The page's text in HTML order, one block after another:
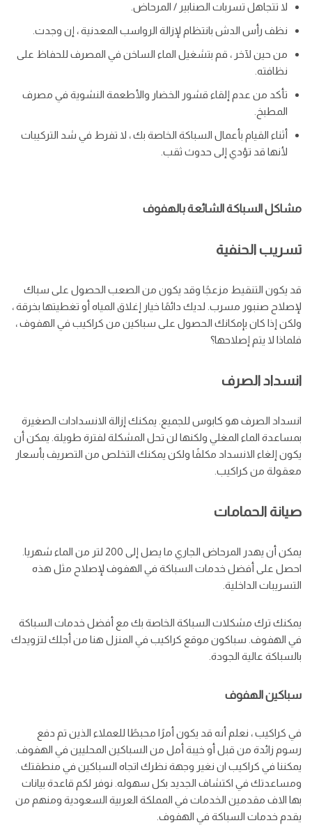
لا تتجاهل تسربات الصنابير / المرحاض.
نظف رأس الدش بانتظام لإزالة الرواسب المعدنية ، إن وجدت.
من حين لآخر ، قم بتشغيل الماء الساخن في المصرف للحفاظ على
نظافته.
تأكد من عدم إلقاء قشور الخضار والأطعمة النشوية في مصرف
المطبخ.
أثناء القيام بأعمال السباكة الخاصة بك ، لا تفرط في شد التركيبات
لأنها قد تؤدي إلى حدوث ثقب.
مشاكل السباكة الشائعة بالهفوف
تسريب الحنفية
قد يكون التنقيط مزعجًا وقد يكون من الصعب الحصول على سباك
لإصلاح صنبور مسرب. لديك دائمًا خيار إغلاق المياه أو تغطيتها بخرقة ،
ولكن إذا كان بإمكانك الحصول على سباكين من كراكيب في الهفوف ،
فلماذا لا يتم إصلاحها؟
انسداد الصرف
انسداد الصرف هو كابوس للجميع. يمكنك إزالة الانسدادات الصغيرة
بمساعدة الماء المغلي ولكنها لن تحل المشكلة لفترة طويلة. يمكن أن
يكون إلغاء الانسداد مكلفًا ولكن يمكنك التخلص من التصريف بأسعار
معقولة من كراكيب.
صيانة الحمامات
يمكن أن يهدر المرحاض الجاري ما يصل إلى 200 لتر من الماء شهريا.
احصل على أفضل خدمات السباكة في الهفوف لإصلاح مثل هذه
التسريبات الداخلية.
يمكنك ترك مشكلات السباكة الخاصة بك مع أفضل خدمات السباكة
في الهفوف. سباكون موقع كراكيب في المنزل هنا من أجلك لتزويدك
بالسباكة عالية الجودة.
سباكين الهفوف
في كراكيب ، نعلم أنه قد يكون أمرًا محبطًا للعملاء الذين تم دفع
رسوم زائدة من قبل أو خيبة أمل من السباكين المحليين في الهفوف.
يمكننا في كراكيب ان نغير وجهة نظرك اتجاه السباكين في منطقتك
ومساعدتك في اكتشاف الجديد بكل سهوله. نوفر لكم قاعدة بيانات
بها الاف مقدمين الخدمات في المملكة العربية السعودية ومنهم من
يقدم خدمات السباكة في الهفوف.